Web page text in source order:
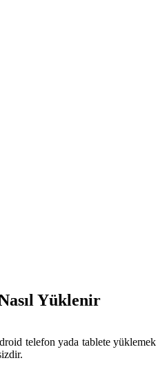
Yüklenir
telefon yada tablete